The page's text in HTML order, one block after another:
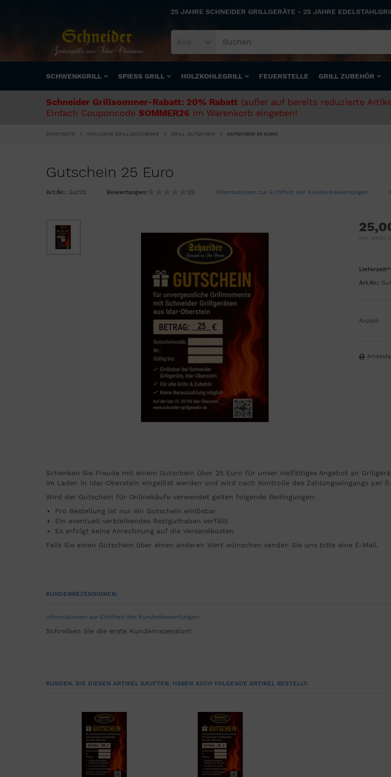
25 JAHRE SCHNEIDER GRILLGERÄTE - 25 JAHRE
Alle
SCHWENKGRILL SPIESS GRILL HOLZKOHLEGRILL FEUERSTELLE GRILL ZUBEHÖR
Schneider Grillsommer-Rabatt: 20% Rabatt (außer auf bereits reduzierte
Einfach Couponcode SOMMER26 im Warenkorb eingeben!
STARTSEITE EXKLUSIVE GRILLGESCHENKE GRILL GUTSCHEIN GUTSCHEIN 25 EURO
Gutschein 25 Euro
Art.Nr.: Gut25 Bewertungen: (0) Informationen zur Echtheit der Kundenbewertungen
inkl. MwSt.
Lieferzeit*:
Art.Nr.:
Anzahl
Schenken Sie Freude mit einem Gutschein über 25 Euro für unser vielfältiges Angebot an
im Laden in Idar-Oberstein eingelöst werden und wird nach Kontrolle des Zahlungseingangs per
Wird der Gutschein für Onlinekäufe verwendet gelten folgende Bedingungen:
Pro Bestellung ist nur ein Gutschein einlösbar
Ein eventuell verbleibendes Restguthaben verfällt
Es erfolgt keine Anrechnung auf die Versandkosten
Falls Sie einen Gutschein über einen anderen Wert wünschen senden Sie uns bitte eine E-Mail.
KUNDENREZENSIONEN:
Informationen zur Echtheit der Kundenbewertungen
Schreiben Sie die erste Kundenrezension!
KUNDEN, DIE DIESEN ARTIKEL KAUFTEN, HABEN AUCH FOLGENDE ARTIKEL BESTELLT: